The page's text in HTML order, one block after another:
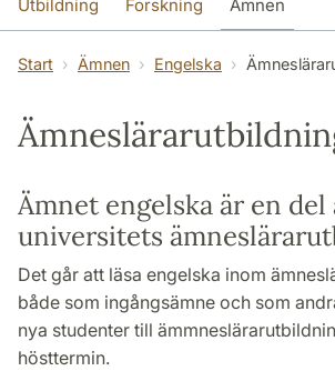
Utbildning Forskning Ämnen
SOL-husen Kontakt Institutionen
Start Ämnen Engelska
Ämnet engelska är en del
universitets
Det går att läsa engelska inom
både som ingångsämne och som
nya studenter till
hösttermin.